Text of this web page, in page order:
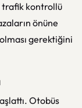
trafik kontrollü
önüne
gerektiğini
Otobüs